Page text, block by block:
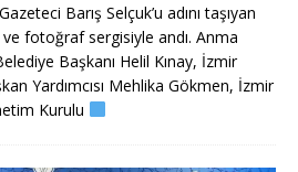
Barış Selçuk’u adını taşıyan
fotoğraf sergisiyle andı. Anma
Başkanı Helil Kınay, İzmir
Yardımcısı Mehlika Gökmen, İzmir
Kurulu